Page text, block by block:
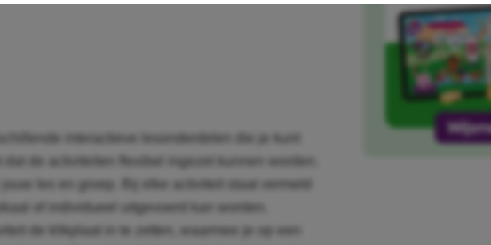
interactieve lesonderdelen die je kunt
de activiteiten flexibel ingezet kunnen worden.
les en groep. Bij elke activiteit staat vermeld
of individueel uitgevoerd kan worden.
de klikplaat in te zetten, waarmee je op een